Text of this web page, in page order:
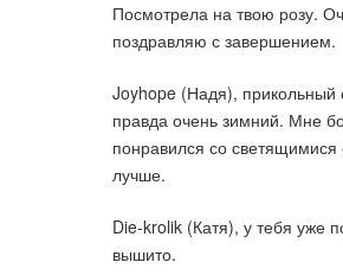
Посмотрела на твою розу.
поздравляю с завершением.
Joyhope (Надя), прикольный
правда очень зимний. Мне
понравился со
лучше.
Die-krolik (Катя), у тебя уже
вышито.